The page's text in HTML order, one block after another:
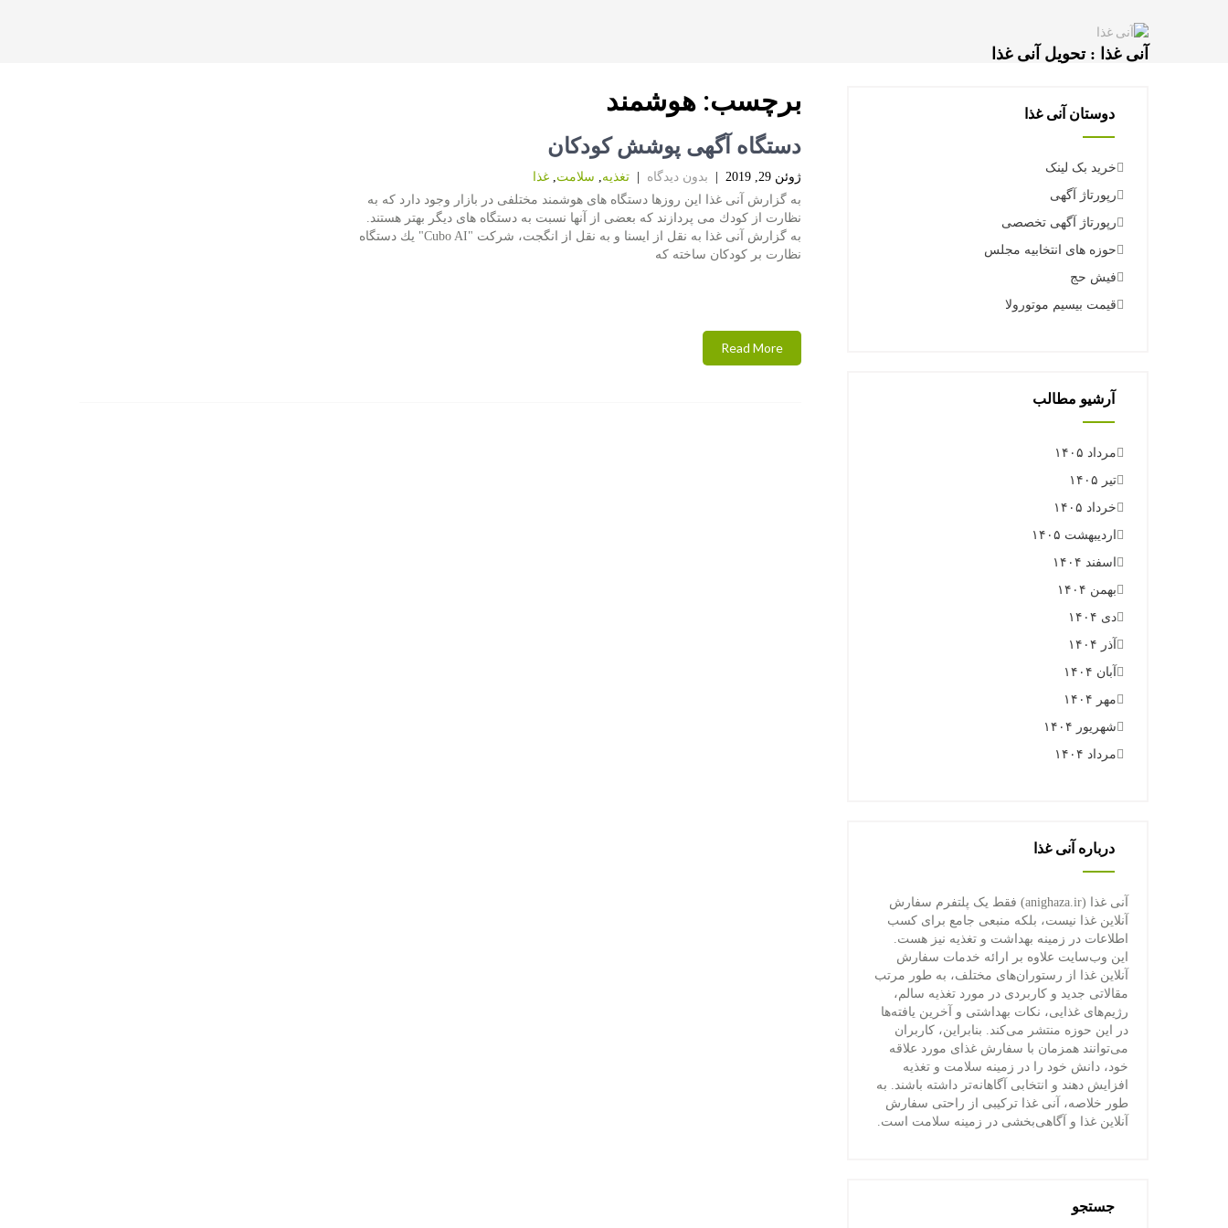
آنی غذا : تحویل آنی غذا
برچسب: هوشمند
دستگاه آگهی پوشش كودكان
ژوئن 29, 2019 بدون دیدگاه تغذیه, سلامت, غذا
به گزارش آنی غذا این روزها دستگاه های هوشمند مختلفی در بازار وجود دارد كه به
نظارت از كودك می پردازند كه بعضی از آنها نسبت به دستگاه های دیگر بهتر هستند.
به گزارش آنی غذا به نقل از ایسنا و به نقل از انگجت، شركت "Cubo AI" یك دستگاه
نظارت بر كودكان ساخته كه
Read More
دوستان آنی غذا
خرید بک لینک
رپورتاژ آگهی
رپورتاژ آگهی تخصصی
حوزه های انتخابیه مجلس
فیش حج
قیمت بیسیم موتورولا
آرشیو مطالب
مرداد ۱۴۰۵
تیر ۱۴۰۵
خرداد ۱۴۰۵
اردیبهشت ۱۴۰۵
اسفند ۱۴۰۴
بهمن ۱۴۰۴
دی ۱۴۰۴
آذر ۱۴۰۴
آبان ۱۴۰۴
مهر ۱۴۰۴
شهریور ۱۴۰۴
مرداد ۱۴۰۴
درباره آنی غذا
آنی غذا (anighaza.ir) فقط یک پلتفرم سفارش
آنلاین غذا نیست، بلکه منبعی جامع برای کسب
اطلاعات در زمینه بهداشت و تغذیه نیز هست.
این وب‌سایت علاوه بر ارائه خدمات سفارش
آنلاین غذا از رستوران‌های مختلف، به طور مرتب
مقالاتی جدید و کاربردی در مورد تغذیه سالم،
رژیم‌های غذایی، نکات بهداشتی و آخرین یافته‌ها
در این حوزه منتشر می‌کند. بنابراین، کاربران
می‌توانند همزمان با سفارش غذای مورد علاقه
خود، دانش خود را در زمینه سلامت و تغذیه
افزایش دهند و انتخابی آگاهانه‌تر داشته باشند. به
طور خلاصه، آنی غذا ترکیبی از راحتی سفارش
آنلاین غذا و آگاهی‌بخشی در زمینه سلامت است.
جستجو